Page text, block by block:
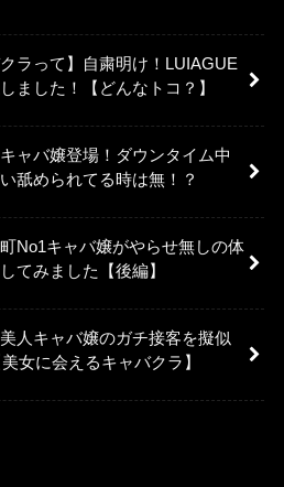
クラって】自粛明け！LUIAGUE
ました！【どんなトコ？】
ャバ嬢登場！ダウンタイム中
舐められてる時は無！？
No1キャバ嬢がやらせ無しの体
てみました【後編】
美人キャバ嬢のガチ接客を擬似
美女に会えるキャバクラ】